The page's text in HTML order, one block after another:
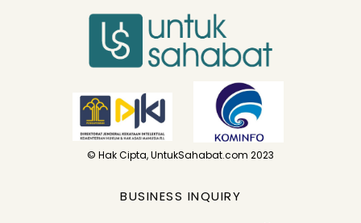
© Hak Cipta, UntukSahabat.com 2023
BUSINESS INQUIRY